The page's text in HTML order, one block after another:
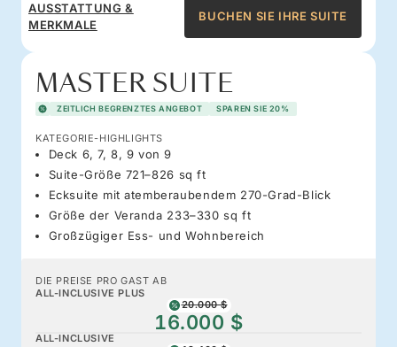
AUSSTATTUNG &
MERKMALE
BUCHEN SIE IHRE SUITE
MASTER SUITE
ZEITLICH BEGRENZTES ANGEBOT SPAREN SIE 20%
KATEGORIE-HIGHLIGHTS
Deck 6, 7, 8, 9 von 9
Suite-Größe 721–826 sq ft
Ecksuite mit atemberaubendem 270-Grad-Blick
Größe der Veranda 233–330 sq ft
Großzügiger Ess- und Wohnbereich
DIE PREISE PRO GAST AB
ALL-INCLUSIVE PLUS
20.000 $
16.000 $
ALL-INCLUSIVE